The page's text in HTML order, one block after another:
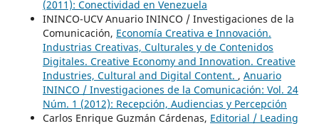
(2011): Conectividad en Venezuela
ININCO-UCV Anuario ININCO / Investigaciones de la
Comunicación, Economía Creativa e Innovación.
Industrias Creativas, Culturales y de Contenidos
Digitales. Creative Economy and Innovation. Creative
Industries, Cultural and Digital Content. , Anuario
ININCO / Investigaciones de la Comunicación: Vol. 24
Núm. 1 (2012): Recepción, Audiencias y Percepción
Carlos Enrique Guzmán Cárdenas, Editorial / Leading